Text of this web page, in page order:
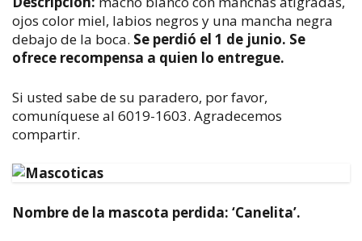
ojos color miel, labios negros y una mancha negra
debajo de la boca. Se perdió el 1 de junio. Se
ofrece recompensa a quien lo entregue.
Si usted sabe de su paradero, por favor,
comuníquese al 6019-1603. Agradecemos
compartir.
Nombre de la mascota perdida: ‘Canelita’.